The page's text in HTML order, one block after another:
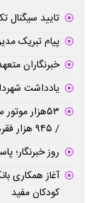
تایید سیگنال
پیام تبریک
خبرنگاران
یادداشت
۵۳هزار
/ ۹۴۵ هزار فقره اعمال قانون تخلفات موتورسواران در سال ۱۴۰۵
روز
آغاز همکاری
کودکان مفید